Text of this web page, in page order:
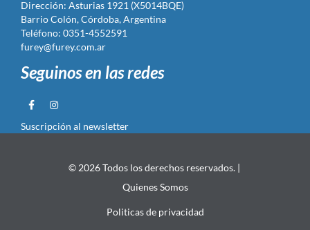
Dirección: Asturias 1921 (X5014BQE)
Barrio Colón, Córdoba, Argentina
Teléfono: 0351-4552591
furey@furey.com.ar
Seguinos en las redes
Suscripción al newsletter
© 2026 Todos los derechos reservados. |
Quienes Somos
Politicas de privacidad